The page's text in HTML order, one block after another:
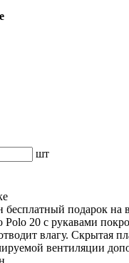
шт
бесплатный подарок на
20 с рукавами
влагу. Скрытая
вентиляции